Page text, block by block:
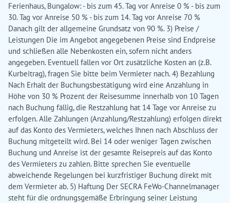
Ferienhaus, Bungalow: - bis zum 45. Tag vor Anreise 0 % - bis zum
30. Tag vor Anreise 50 % - bis zum 14. Tag vor Anreise 70 %
Danach gilt der allgemeine Grundsatz von 90 %. 3) Preise /
Leistungen Die im Angebot angegebenen Preise sind Endpreise
und schließen alle Nebenkosten ein, sofern nicht anders
angegeben. Eventuell fallen vor Ort zusätzliche Kosten an (z.B.
Kurbeitrag), fragen Sie bitte beim Vermieter nach. 4) Bezahlung
Nach Erhalt der Buchungsbestätigung wird eine Anzahlung in
Höhe von 30 % Prozent der Reisesumme innerhalb von 10 Tagen
nach Buchung fällig, die Restzahlung hat 14 Tage vor Anreise zu
erfolgen. Alle Zahlungen (Anzahlung/Restzahlung) erfolgen direkt
auf das Konto des Vermieters, welches Ihnen nach Abschluss der
Buchung mitgeteilt wird. Bei 14 oder weniger Tagen zwischen
Buchung und Anreise ist der gesamte Reisepreis auf das Konto
des Vermieters zu zahlen. Bitte sprechen Sie eventuelle
abweichende Regelungen bei kurzfristiger Buchung direkt mit
dem Vermieter ab. 5) Haftung Der SECRA FeWo-Channelmanager
steht für die ordnungsgemäße Erbringung seiner Leistung